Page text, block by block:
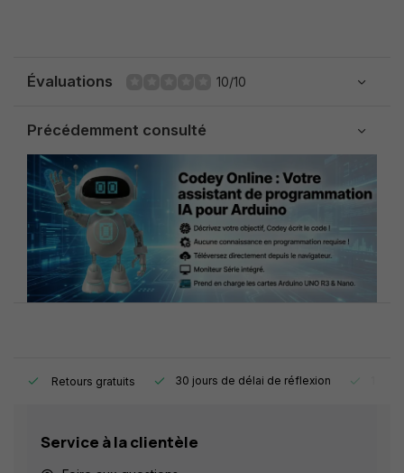
Évaluations 10/10
Précédemment consulté
Retours gratuits 30 jours de délai de réflexion
Service à la clientèle